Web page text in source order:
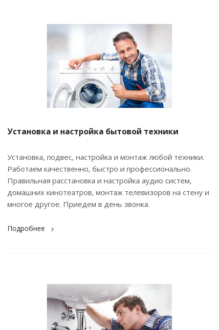
Установка и настройка бытовой техники
Установка, подвес, настройка и монтаж любой техники.
Работаем качественно, быстро и профессионально.
Правильная расстановка и настройка аудио систем,
домашних кинотеатров, монтаж телевизоров на стену и
многое другое. Приедем в день звонка.
Подробнее